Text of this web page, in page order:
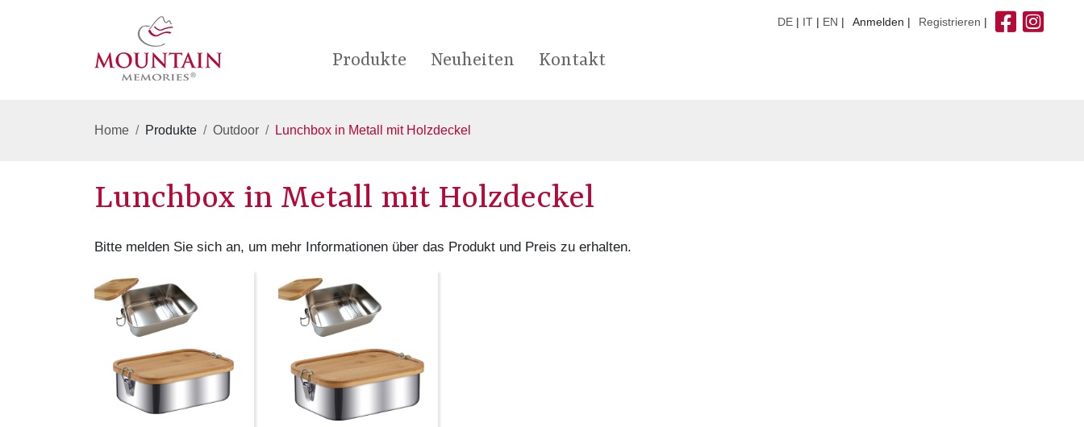
DE | IT | EN Anmelden Registrieren
Produkte Neuheiten Kontakt
Home Produkte Outdoor Lunchbox in Metall mit Holzdeckel
Lunchbox in Metall mit Holzdeckel
Bitte melden Sie sich an, um mehr Informationen über das Produkt und Preis zu erhalten.